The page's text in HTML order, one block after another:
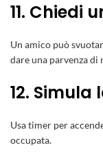
11. Chiedi
Un amico può
dare una parvenza di
12. Simula
Usa timer per
occupata.